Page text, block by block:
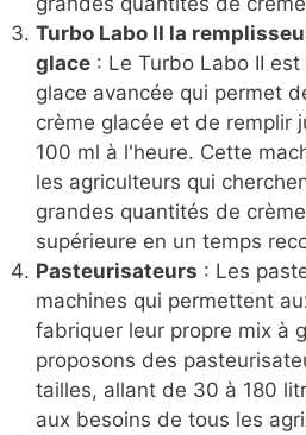
Turbo Labo II la
glace : Le Turbo Labo II
glace avancée qui permet
crème glacée et de remplir
100 ml à l'heure. Cette
les agriculteurs qui
grandes quantités de
supérieure en un temps
Pasteurisateurs : Les
machines qui permettent
fabriquer leur propre mix à
proposons des
tailles, allant de 30 à 180
aux besoins de tous les